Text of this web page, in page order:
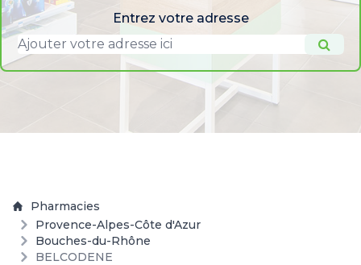
Entrez votre adresse
Pharmacies
Provence-Alpes-Côte d'Azur
Bouches-du-Rhône
BELCODENE